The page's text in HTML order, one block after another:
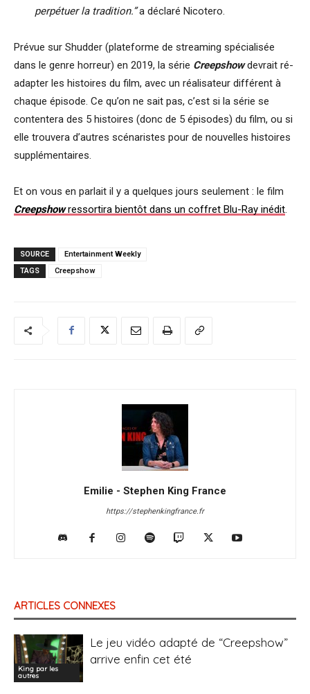
perpétuer la tradition.”a déclaré Nicotero.
Prévue sur Shudder (plateforme de streaming spécialisée
dans le genre horreur) en 2019, la série Creepshowdevrait ré-
adapter les histoires du film, avec un réalisateur différent à
chaque épisode. Ce qu’on ne sait pas, c’est si la série se
contentera des 5 histoires (donc de 5 épisodes) du film, ou si
elle trouvera d’autres scénaristes pour de nouvelles histoires
supplémentaires.
Et on vous en parlait il y a quelques jours seulement : le film
Creepshow ressortira bientôt dans un coffret Blu-Ray inédit.
SOURCE
Entertainment Weekly
TAGS
Creepshow
Emilie - Stephen King France
https://stephenkingfrance.fr
ARTICLES CONNEXES
King par les
autres
Le jeu vidéo adapté de “Creepshow”
arrive enfin cet été